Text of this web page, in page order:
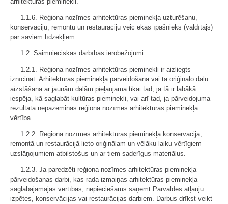
1.1.6. Reģiona nozīmes arhitektūras pieminekļa uzturēšanu,
konservāciju, remontu un restaurāciju veic ēkas īpašnieks (valdītājs)
par saviem līdzekļiem.
1.2. Saimnieciskās darbības ierobežojumi:
1.2.1. Reģiona nozīmes arhitektūras pieminekli ir aizliegts
iznīcināt. Arhitektūras pieminekļa pārveidošana vai tā oriģinālo daļu
aizstāšana ar jaunām daļām pieļaujama tikai tad, ja tā ir labākā
iespēja, kā saglabāt kultūras pieminekli, vai arī tad, ja pārveidojuma
rezultātā nepazeminās reģiona nozīmes arhitektūras pieminekļa
vērtība.
1.2.2. Reģiona nozīmes arhitektūras pieminekļa konservācijā,
remontā un restaurācijā lieto oriģinālam un vēlāku laiku vērtīgiem
uzslāņojumiem atbilstošus un ar tiem saderīgus materiālus.
1.2.3. Ja paredzēti reģiona nozīmes arhitektūras pieminekļa
pārveidošanas darbi, kas rada izmaiņas arhitektūras pieminekļa
saglabājamajās vērtībās, nepieciešams saņemt Pārvaldes atļauju
izpētes, konservācijas vai restaurācijas darbiem. Darbus drīkst veikt